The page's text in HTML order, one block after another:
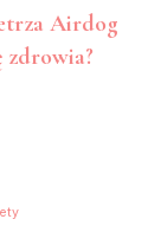
Airdog
zdrowia?